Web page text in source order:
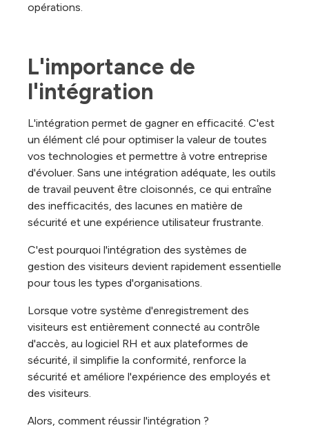
opérations.
L'importance de
l'intégration
L'intégration permet de gagner en efficacité. C'est
un élément clé pour optimiser la valeur de toutes
vos technologies et permettre à votre entreprise
d'évoluer. Sans une intégration adéquate, les outils
de travail peuvent être cloisonnés, ce qui entraîne
des inefficacités, des lacunes en matière de
sécurité et une expérience utilisateur frustrante.
C'est pourquoi l'intégration des systèmes de
gestion des visiteurs devient rapidement essentielle
pour tous les types d'organisations.
Lorsque votre système d'enregistrement des
visiteurs est entièrement connecté au contrôle
d'accès, au logiciel RH et aux plateformes de
sécurité, il simplifie la conformité, renforce la
sécurité et améliore l'expérience des employés et
des visiteurs.
Alors, comment réussir l'intégration ?